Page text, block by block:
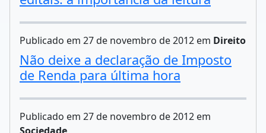
Publicado em 27 de novembro de 2012 em Direito
Não deixe a declaração de Imposto
de Renda para última hora
Publicado em 27 de novembro de 2012 em